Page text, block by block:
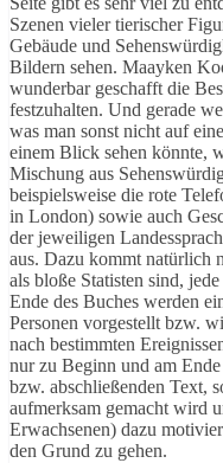
Szenen vieler tierischer
Gebäude und
Bildern sehen. Maayken
wunderbar geschafft die
festzuhalten. Und gerade
was man sonst nicht auf
einem Blick sehen könnte,
Mischung aus
beispielsweise die rote
in London) sowie auch
der jeweiligen
aus. Dazu kommt natürlich
als bloße Statisten sind,
Ende des Buches werden
Personen vorgestellt bzw.
nach bestimmten
nur zu Beginn und am
bzw. abschließenden Text,
aufmerksam gemacht wird
Erwachsenen) dazu
den Grund zu gehen.